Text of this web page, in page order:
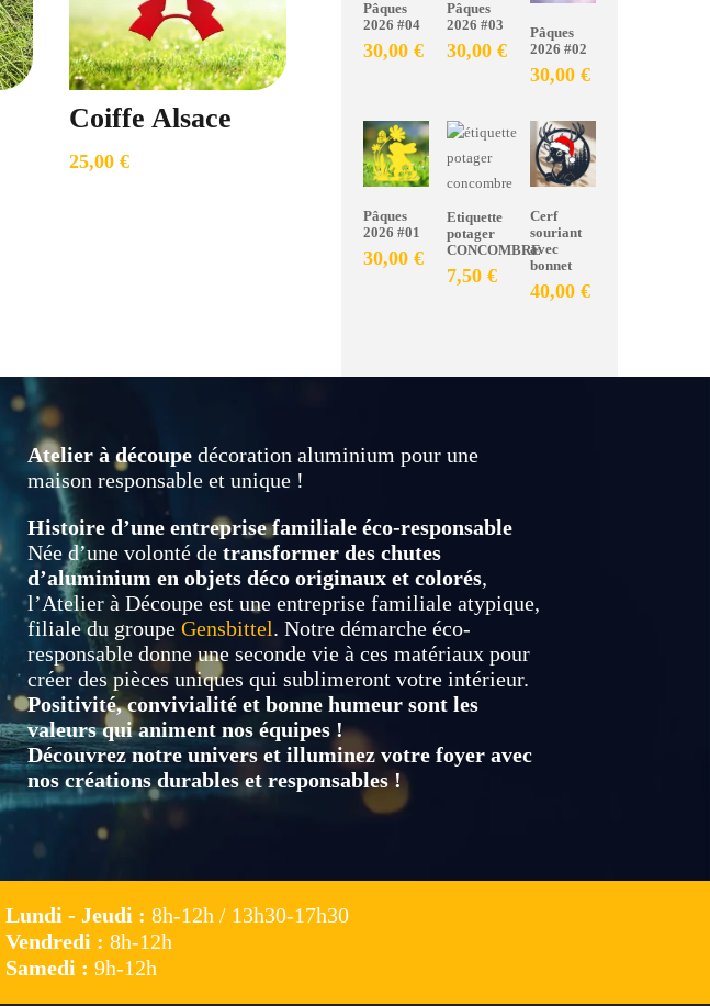
Coiffe Alsace
25,00€
Pâques
2026 #04
30,00 €
Pâques
2026 #03
30,00 €
Pâques
2026 #02
30,00€
Pâques
2026 #01
30,00 €
Etiquette
potager
CONCOMBRE
7,50 €
Cerf
souriant
avec
bonnet
40,00€
Atelier à découpedécoration aluminium pour une
maison responsable et unique !
Histoire d’une entreprise familiale éco-responsable
Née d’une volonté de transformer des chutes
d’aluminium en objets déco originaux et colorés,
l’Atelier à Découpe est une entreprise familiale atypique,
filiale du groupe Gensbittel. Notre démarche éco-
responsable donne une seconde vie à ces matériaux pour
créer des pièces uniques qui sublimeront votre intérieur.
Positivité, convivialité et bonne humeur sont les
valeurs qui animent nos équipes !
Découvrez notre univers et illuminez votre foyer avec
nos créations durables et responsables !
Lundi - Jeudi : 8h-12h / 13h30-17h30
Vendredi : 8h-12h
Samedi : 9h-12h